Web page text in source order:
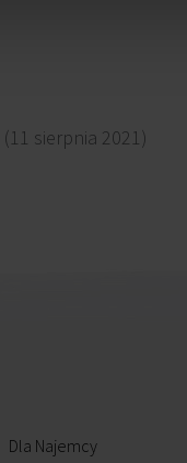
(11 sierpnia 2021)
Dla Najemcy